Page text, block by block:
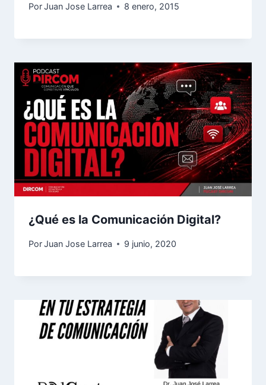
PorJuan Jose Larrea 8 enero, 2015
¿Qué es la Comunicación Digital?
PorJuan Jose Larrea 9 junio, 2020